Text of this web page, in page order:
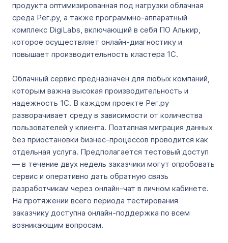
продукта оптимизированная под нагрузки облачная
среда Рег.ру, а также программно-аппаратный
комплекс DigiLabs, включающий в себя ПО Алькир,
которое осуществляет онлайн-диагностику и
повышает производительность кластера 1С.
Облачный сервис предназначен для любых компаний,
которым важна высокая производительность и
надежность 1С. В каждом проекте Рег.ру
разворачивает среду в зависимости от количества
пользователей у клиента. Поэтапная миграция данных
без приостановки бизнес-процессов проводится как
отдельная услуга. Предполагается тестовый доступ
— в течение двух недель заказчики могут опробовать
сервис и оперативно дать обратную связь
разработчикам через онлайн-чат в личном кабинете.
На протяжении всего периода тестирования
заказчику доступна онлайн-поддержка по всем
возникающим вопросам.